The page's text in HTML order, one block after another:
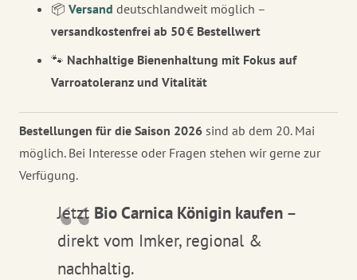
📦 Versand deutschlandweit möglich –
versandkostenfrei ab 50 € Bestellwert
🐾 Nachhaltige Bienenhaltung mit Fokus auf
Varroatoleranz und Vitalität
Bestellungen für die Saison 2026 sind ab dem 20. Mai
möglich. Bei Interesse oder Fragen stehen wir gerne zur
Verfügung.
Jetzt Bio Carnica Königin kaufen –
direkt vom Imker, regional &
nachhaltig.